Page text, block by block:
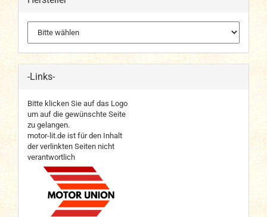
-Links-
Bitte klicken Sie auf das Logo
um auf die gewünschte Seite
zu gelangen.
motor-lit.de ist für den Inhalt
der verlinkten Seiten nicht
verantwortlich